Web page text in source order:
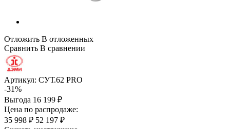
Отложить В отложенных
Сравнить В сравнении
Артикул: СУТ.62 PRO
-31%
Выгода 16 199 ₽
Цена по распродаже:
35 998 ₽ 52 197 ₽